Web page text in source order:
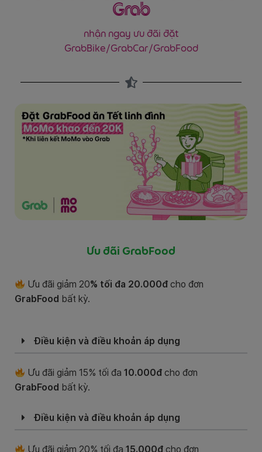
Grab
nhận ngay ưu đãi đặt
GrabBike/GrabCar/GrabFood
Ưu đãi GrabFood
Ưu đãi giảm 20% tối đa 20.000đcho đơn
GrabFood bất kỳ.
Điều kiện và điều khoản áp dụng
Ưu đãi giảm 15% tối đa 10.000đcho đơn
GrabFood bất kỳ.
Điều kiện và điều khoản áp dụng
Ưu đãi giảm 20% tối đa 15.000đcho đơn